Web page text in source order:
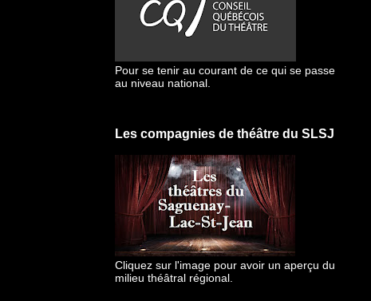
Pour se tenir au courant de ce qui se passe
au niveau national.
Les compagnies de théâtre du SLSJ
Cliquez sur l'image pour avoir un aperçu du
milieu théâtral régional.